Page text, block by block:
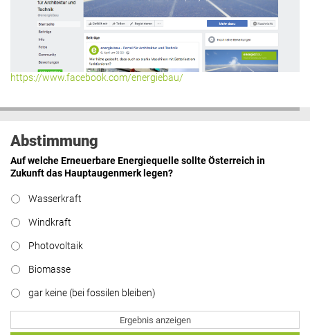
https://www.facebook.com/energiebau/
Abstimmung
Auf welche Erneuerbare Energiequelle sollte Österreich in
Zukunft das Hauptaugenmerk legen?
Wasserkraft
Windkraft
Photovoltaik
Biomasse
gar keine (bei fossilen bleiben)
Ergebnis anzeigen